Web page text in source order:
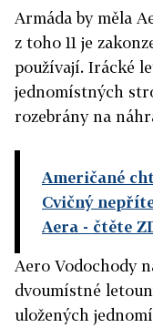
Armáda by měla
z toho 11 je
používají. Irácké
jednomístných
rozebrány na
Američané
Cvičný
Aera - čtěte
Aero Vodochody
dvoumístné
uložených